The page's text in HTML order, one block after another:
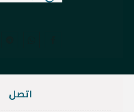
اتصل